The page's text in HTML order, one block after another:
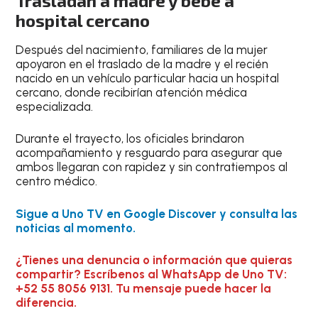
hospital cercano
Después del nacimiento, familiares de la mujer
apoyaron en el traslado de la madre y el recién
nacido en un vehículo particular hacia un hospital
cercano, donde recibirían atención médica
especializada.
Durante el trayecto, los oficiales brindaron
acompañamiento y resguardo para asegurar que
ambos llegaran con rapidez y sin contratiempos al
centro médico.
Sigue a Uno TV en Google Discover y consulta las
noticias al momento.
¿Tienes una denuncia o información que quieras
compartir? Escríbenos al WhatsApp de Uno TV:
+52 55 8056 9131. Tu mensaje puede hacer la
diferencia.